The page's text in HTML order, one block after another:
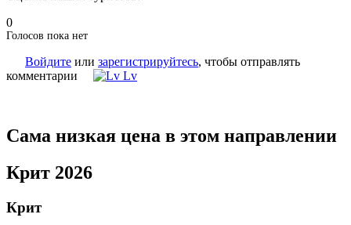
0
Голосов пока нет
Войдите или зарегистрируйтесь, чтобы отправлять
комментарии
Lv
Сама низкая цена в этом направлении
Крит 2026
Крит